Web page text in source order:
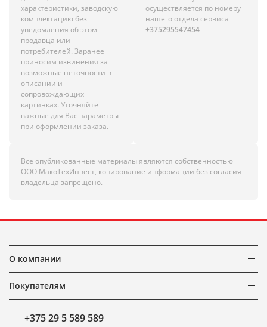
характеристики, заводскую
комплектацию без
уведомления об этом
продавца или
потребителей. Заранее
приносим извинения за
возможные неточности в
описании и
сопровождающих
картинках. Уточняйте
важные для Вас параметры
при оформлении заказа.
осуществляется по номеру
нашего отдела сервиса
+375295547454
Все опубликованные материалы являются собственностью
ООО МакоТехИнвест, копирование информации без согласия
владельца запрещено.
О компании
Покупателям
+375 29 5 589 589